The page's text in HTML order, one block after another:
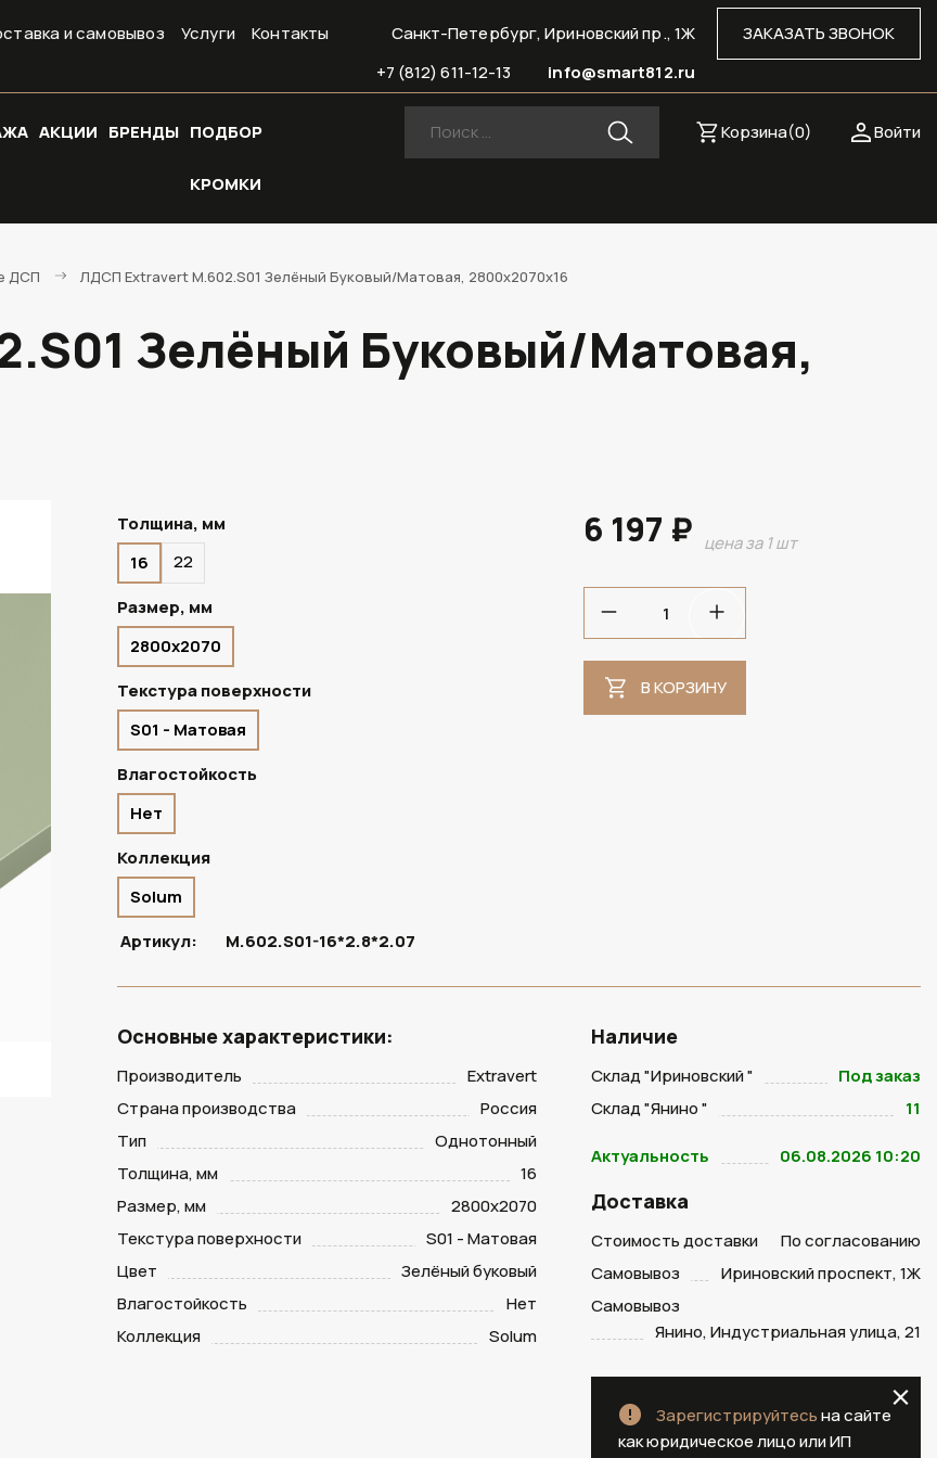
и самовывоз Услуги Контакты ЗАКАЗАТЬ ЗВОНОК
Санкт-Петербург, Ириновский пр., 1Ж
info@smart812.ru
+7 (812) 611-12-13
АКЦИИ БРЕНДЫ ПОДБОР
КРОМКИ
Войти
Корзина(0)
ДСП ЛДСП Extravert M.602.S01 Зелёный Буковый/Матовая, 2800х2070х16
Зелёный Буковый/Матовая,
В НАЛИЧИИ
Толщина, мм
16
22
Размер, мм
2800х2070
Текстура поверхности
S01 - Матовая
Влагостойкость
Нет
Коллекция
Solum
Артикул:
M.602.S01-16*2.8*2.07
6 197 ₽ цена за 1 шт
В КОРЗИНУ
Основные характеристики:
Производитель
Extravert
Страна производства
Россия
Тип
Однотонный
Толщина, мм
16
Размер, мм
2800х2070
Текстура поверхности
S01 - Матовая
Цвет
Зелёный буковый
Влагостойкость
Нет
Коллекция
Solum
Наличие
Склад "Ириновский "
Под заказ
Склад "Янино "
11
Актуальность 06.08.2026 10:20
Доставка
Стоимость доставки
По согласованию
Самовывоз
Ириновский проспект, 1Ж
Самовывоз
Янино, Индустриальная улица, 21
Зарегистрируйтесьна сайте
как юридическое лицо или ИП